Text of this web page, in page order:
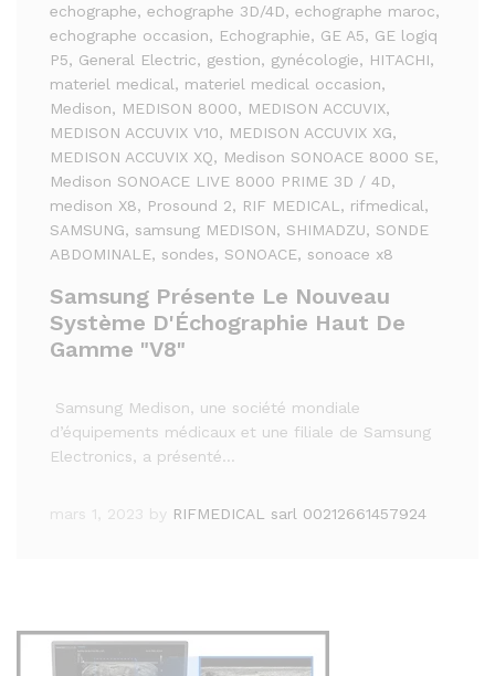
echographe, echographe 3D/4D, echographe maroc,
echographe occasion, Echographie, GE A5, GE logiq
P5, General Electric, gestion, gynécologie, HITACHI,
materiel medical, materiel medical occasion,
Medison, MEDISON 8000, MEDISON ACCUVIX,
MEDISON ACCUVIX V10, MEDISON ACCUVIX XG,
MEDISON ACCUVIX XQ, Medison SONOACE 8000 SE,
Medison SONOACE LIVE 8000 PRIME 3D / 4D,
medison X8, Prosound 2, RIF MEDICAL , rifmedical,
SAMSUNG, samsung MEDISON, SHIMADZU, SONDE
ABDOMINALE, sondes, SONOACE, sonoace x8
Samsung Présente Le Nouveau
Système D'Échographie Haut De
Gamme "V8"
Samsung Medison, une société mondiale
d’équipements médicaux et une filiale de Samsung
Electronics, a présenté…
mars 1, 2023 by RIFMEDICAL sarl 00212661457924